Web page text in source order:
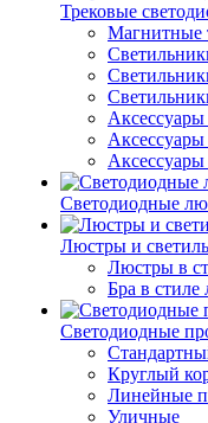
Трековые
Магнитные
Светодиодные
Люстры и
Люстры в
Бра в стиле
Светодиодные
Круглый
Линейные
Уличные